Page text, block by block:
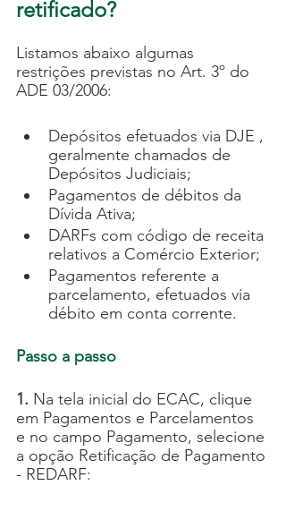
retificado?
Listamos abaixo algumas
restrições previstas no Art. 3º do
ADE 03/2006:
Depósitos efetuados via DJE ,
geralmente chamados de
Depósitos Judiciais;
Pagamentos de débitos da
Dívida Ativa;
DARFs com código de receita
relativos a Comércio Exterior;
Pagamentos referente a
parcelamento, efetuados via
débito em conta corrente.
Passo a passo
1. Na tela inicial do ECAC, clique
em Pagamentos e Parcelamentos
e no campo Pagamento, selecione
a opção Retificação de Pagamento
- REDARF: